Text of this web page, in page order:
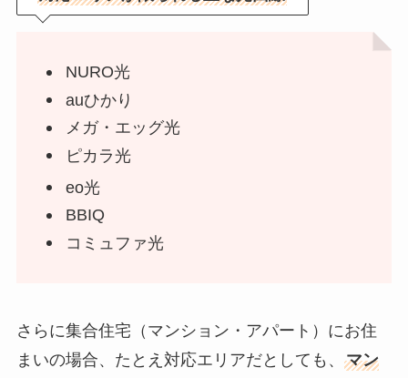
NURO光
auひかり
メガ・エッグ光
ピカラ光
eo光
BBIQ
コミュファ光
さらに集合住宅（マンション・アパート）にお住
まいの場合、たとえ対応エリアだとしても、 マン